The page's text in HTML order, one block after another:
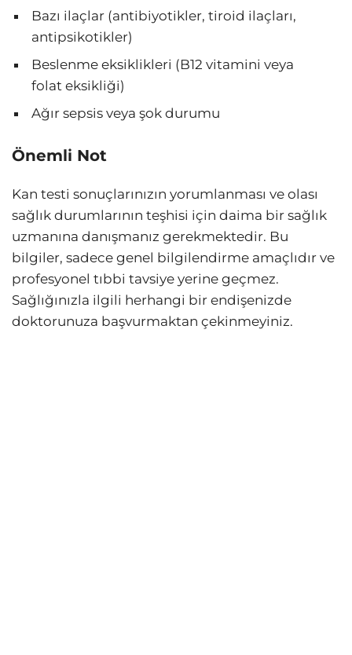
Bazı ilaçlar (antibiyotikler, tiroid ilaçları,
antipsikotikler)
Beslenme eksiklikleri (B12 vitamini veya
folat eksikliği)
Ağır sepsis veya şok durumu
Önemli Not
Kan testi sonuçlarınızın yorumlanması ve olası
sağlık durumlarının teşhisi için daima bir sağlık
uzmanına danışmanız gerekmektedir. Bu
bilgiler, sadece genel bilgilendirme amaçlıdır ve
profesyonel tıbbi tavsiye yerine geçmez.
Sağlığınızla ilgili herhangi bir endişenizde
doktorunuza başvurmaktan çekinmeyiniz.